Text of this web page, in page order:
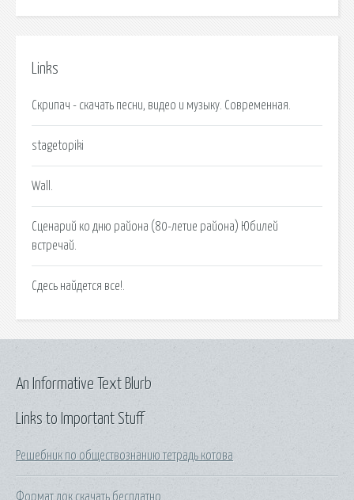
Links
Скрипач - скачать песни, видео и музыку. Современная.
stagetopiki
Wall.
Сценарий ко дню района (80-летие района) Юбилей
встречай.
Сдесь найдется все!.
Links to Important Stuff
Решебник по обществознанию тетрадь котова
Формат док скачать бесплатно
An Informative Text Blurb